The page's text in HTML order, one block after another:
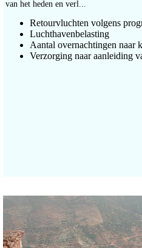
van het heden en verl...
Retourvluchten volgens
Luchthavenbelasting
Aantal overnachtingen naar
Verzorging naar aanleiding